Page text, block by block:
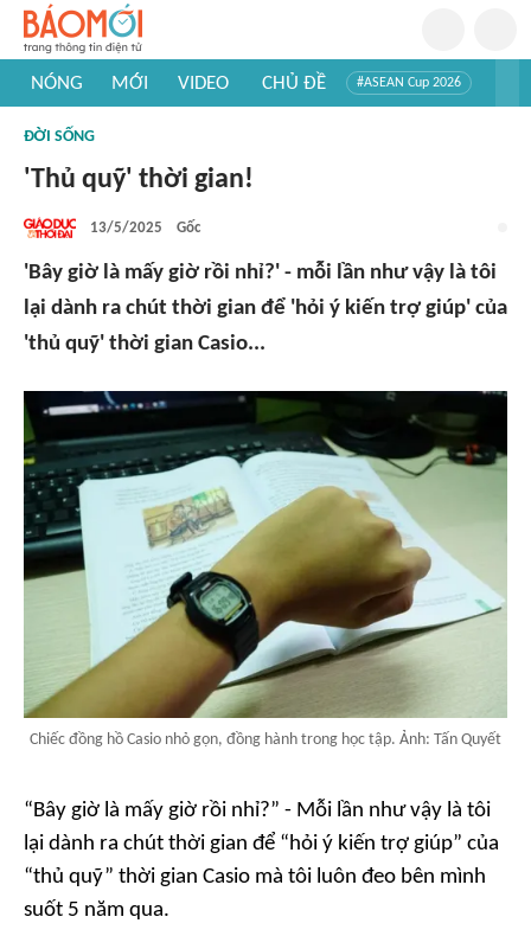
NÓNG MỚI VIDEO CHỦ ĐỀ #ASEAN Cup 2026
#Khám phá thế giới
ĐỜI SỐNG
'Thủ quỹ' thời gian!
13/5/2025 Gốc
'Bây giờ là mấy giờ rồi nhỉ?' - mỗi lần như vậy là tôi
lại dành ra chút thời gian để 'hỏi ý kiến trợ giúp' của
'thủ quỹ' thời gian Casio...
Chiếc đồng hồ Casio nhỏ gọn, đồng hành trong học tập. Ảnh: Tấn Quyết
“Bây giờ là mấy giờ rồi nhỉ?” - Mỗi lần như vậy là tôi
lại dành ra chút thời gian để “hỏi ý kiến trợ giúp” của
“thủ quỹ” thời gian Casio mà tôi luôn đeo bên mình
suốt 5 năm qua.